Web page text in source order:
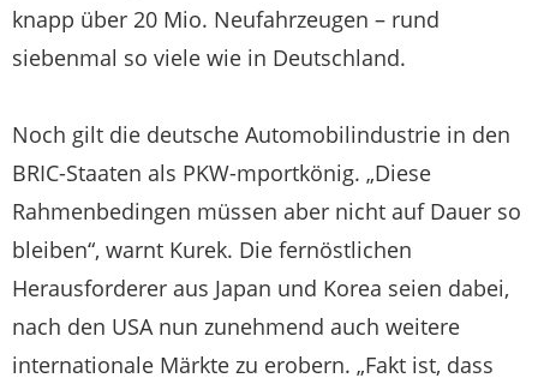
knapp über 20 Mio. Neufahrzeugen – rund
siebenmal so viele wie in Deutschland.
Noch gilt die deutsche Automobilindustrie in den
BRIC-Staaten als PKW-mportkönig. „Diese
Rahmenbedingen müssen aber nicht auf Dauer so
bleiben“, warnt Kurek. Die fernöstlichen
Herausforderer aus Japan und Korea seien dabei,
nach den USA nun zunehmend auch weitere
internationale Märkte zu erobern. „Fakt ist, dass